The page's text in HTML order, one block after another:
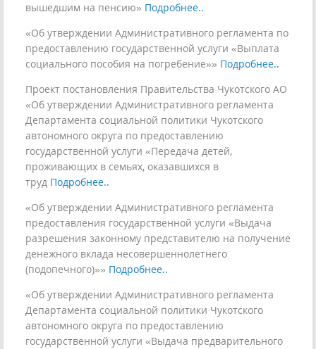
вышедшим на пенсию» Подробнее..
«Об утверждении Административного регламента по
предоставлению государственной услуги «Выплата
социального пособия на погребение»» Подробнее..
Проект постановления Правительства Чукотского АО
«Об утверждении Административного регламента
Департамента социальной политики Чукотского
автономного округа по предоставлению
государственной услуги «Передача детей,
проживающих в семьях, оказавшихся в
труд Подробнее..
«Об утверждении Административного регламента
предоставления государственной услуги «Выдача
разрешения законному представителю на получение
денежного вклада несовершеннолетнего
(подопечного)»» Подробнее..
«Об утверждении Административного регламента
Департамента социальной политики Чукотского
автономного округа по предоставлению
государственной услуги «Выдача предварительного